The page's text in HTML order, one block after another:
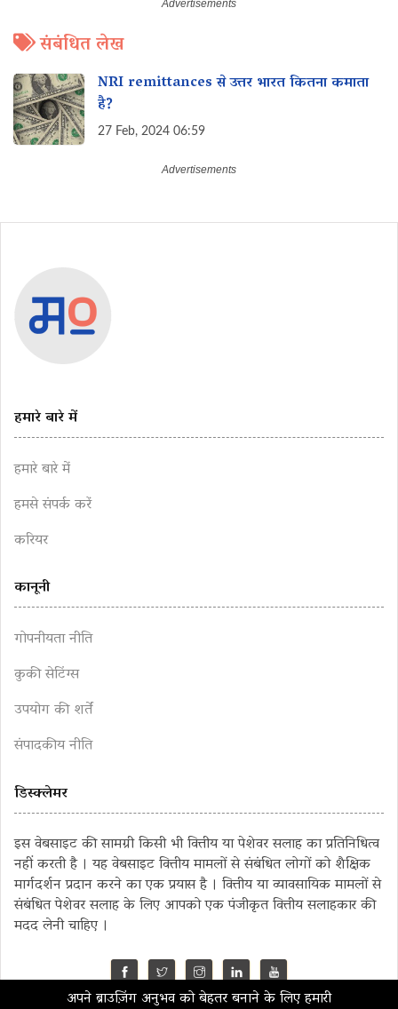
संबंधित लेख
NRI remittances से उत्तर भारत कितना कमाता
है?
27 Feb, 2024 06:59
हमारे बारे में
हमारे बारे में
हमसे संपर्क करें
करियर
कानूनी
गोपनीयता नीति
कुकी सेटिंग्स
उपयोग की शर्तें
संपादकीय नीति
डिस्क्लेमर
इस वेबसाइट की सामग्री किसी भी वित्तीय या पेशेवर सलाह का प्रतिनिधित्व
नहीं करती है । यह वेबसाइट वित्तीय मामलों से संबंधित लोगों को शैक्षिक
मार्गदर्शन प्रदान करने का एक प्रयास है । वित्तीय या व्यावसायिक मामलों से
संबंधित पेशेवर सलाह के लिए आपको एक पंजीकृत वित्तीय सलाहकार की
मदद लेनी चाहिए ।
अपने ब्राउज़िंग अनुभव को बेहतर बनाने के लिए हमारी